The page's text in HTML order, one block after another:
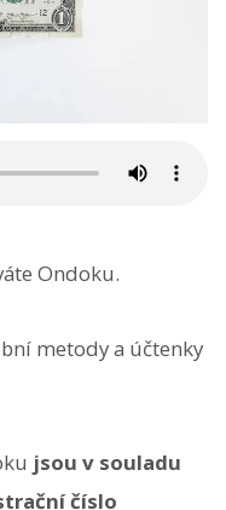
Ondoku.
metody a účtenky
jsou v souladu
číslo